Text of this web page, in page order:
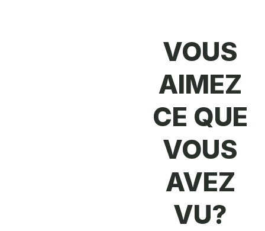
VOUS
AIMEZ
CE QUE
VOUS
AVEZ
VU?